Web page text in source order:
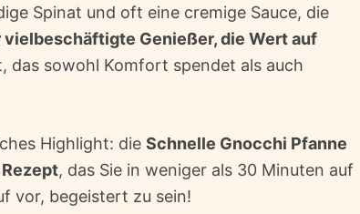
Spinat und oft eine cremige Sauce, die
Genießer, die Wert auf
das sowohl Komfort spendet als auch
Highlight: die Schnelle Gnocchi Pfanne
, das Sie in weniger als 30 Minuten auf
vor, begeistert zu sein!